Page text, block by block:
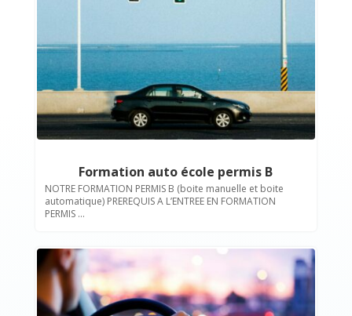
Formation auto école permis B
NOTRE FORMATION PERMIS B (boite manuelle et boite
automatique) PREREQUIS A L’ENTREE EN FORMATION
PERMIS ...